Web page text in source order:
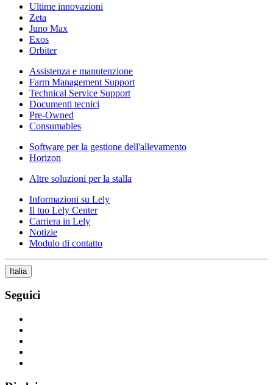
Ultime innovazioni
Zeta
Juno Max
Exos
Orbiter
Assistenza e manutenzione
Farm Management Support
Technical Service Support
Documenti tecnici
Pre-Owned
Consumables
Software per la gestione dell'allevamento
Horizon
Altre soluzioni per la stalla
Informazioni su Lely
Il tuo Lely Center
Carriera in Lely
Notizie
Modulo di contatto
Italia
Seguici